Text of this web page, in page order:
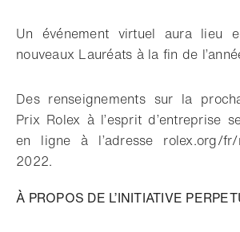
Un événement virtuel aura lieu
nouveaux Lauréats à la fin de
Des renseignements sur la
Prix Rolex à l’esprit d’entreprise
en ligne à l’adresse rolex.org/fr/
2022.
À PROPOS DE L’INITIATIVE